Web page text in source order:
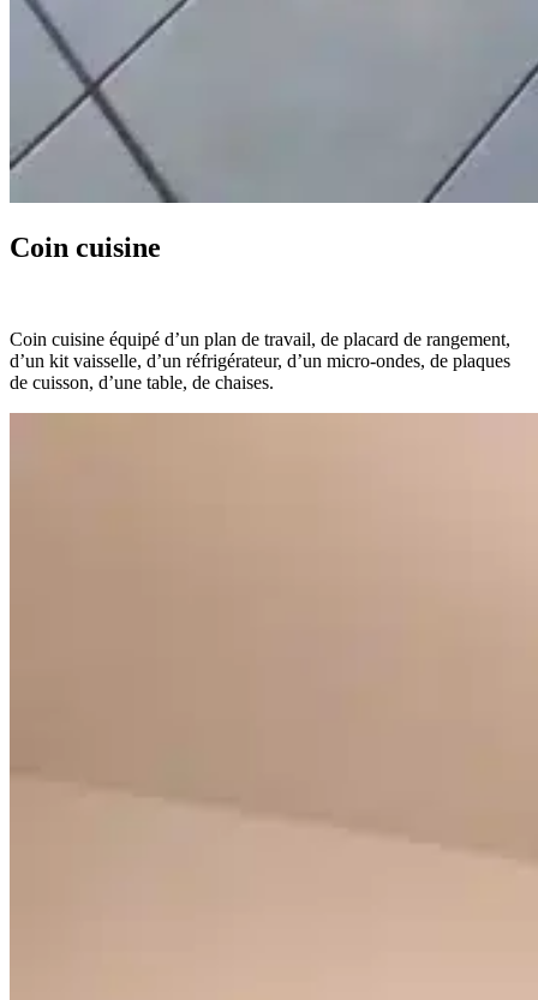
Coin cuisine
Coin cuisine équipé d’un plan de travail, de placard de rangement,
d’un kit vaisselle, d’un réfrigérateur, d’un micro-ondes, de plaques
de cuisson, d’une table, de chaises.